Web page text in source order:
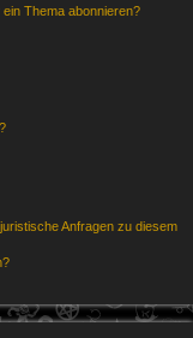
Thema abonnieren?
Anfragen zu diesem